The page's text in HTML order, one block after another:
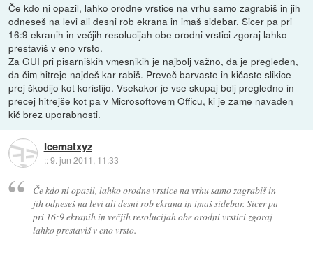
Če kdo ni opazil, lahko orodne vrstice na vrhu samo zagrabiš in jih
odneseš na levi ali desni rob ekrana in imaš sidebar. Sicer pa pri
16:9 ekranih in večjih resolucijah obe orodni vrstici zgoraj lahko
prestaviš v eno vrsto.
Za GUI pri pisarniških vmesnikih je najbolj važno, da je pregleden,
da čim hitreje najdeš kar rabiš. Preveč barvaste in kičaste slikice
prej škodijo kot koristijo. Vsekakor je vse skupaj bolj pregledno in
precej hitrejše kot pa v Microsoftovem Officu, ki je zame navaden
kič brez uporabnosti.
Icematxyz
::9. jun 2011, 11:33
Če kdo ni opazil, lahko orodne vrstice na vrhu samo zagrabiš in
jih odneseš na levi ali desni rob ekrana in imaš sidebar. Sicer pa
pri 16:9 ekranih in večjih resolucijah obe orodni vrstici zgoraj
lahko prestaviš v eno vrsto.